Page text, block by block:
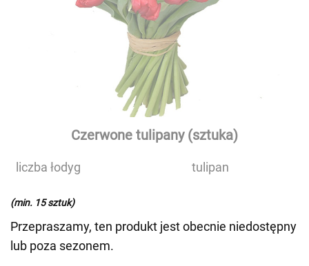
Czerwone tulipany (sztuka)
liczba łodyg tulipan
(min. 15 sztuk)
Przepraszamy, ten produkt jest obecnie niedostępny
lub poza sezonem.